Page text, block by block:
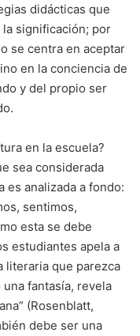
didácticas que
significación; por
se centra en aceptar
en la conciencia de
y del propio ser
en la escuela?
sea considerada
es analizada a fondo:
sentimos,
esta se debe
estudiantes apela a
literaria que parezca
una fantasía, revela
(Rosenblatt,
debe ser una